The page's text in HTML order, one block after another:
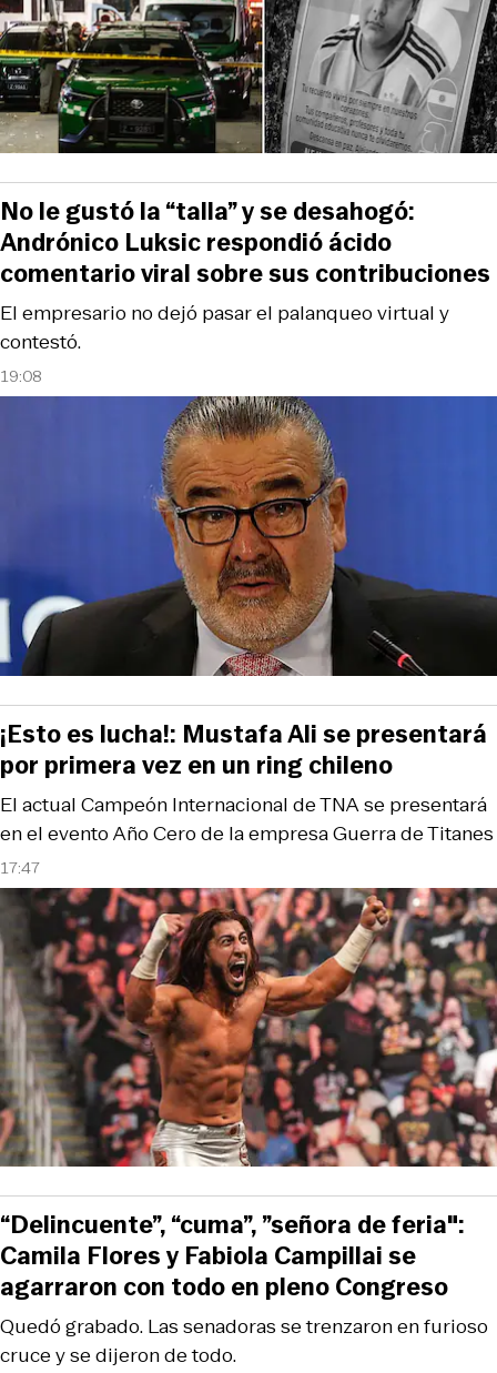
19:08
El empresario no dejó pasar el palanqueo virtual y
contestó.
No le gustó la “talla” y se desahogó:
Andrónico Luksic respondió ácido
comentario viral sobre sus contribuciones
17:47
El actual Campeón Internacional de TNA se presentará
en el evento Año Cero de la empresa Guerra de Titanes
¡Esto es lucha!: Mustafa Ali se presentará
por primera vez en un ring chileno
Quedó grabado. Las senadoras se trenzaron en furioso
cruce y se dijeron de todo.
“Delincuente”, “cuma”, ”señora de feria":
Camila Flores y Fabiola Campillai se
agarraron con todo en pleno Congreso